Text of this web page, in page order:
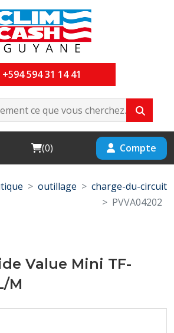
+594 594 31 14 41
Cart
(0) Compte
outillage
charge-du-circuit
PVVA04202
Value Mini TF-
M